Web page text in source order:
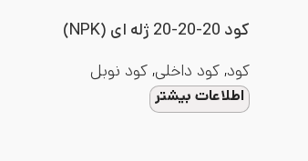
کود 20-20-20 ژله ای (NPK)
کود,کود داخلی,کود نوبل
اطلاعات بیشتر